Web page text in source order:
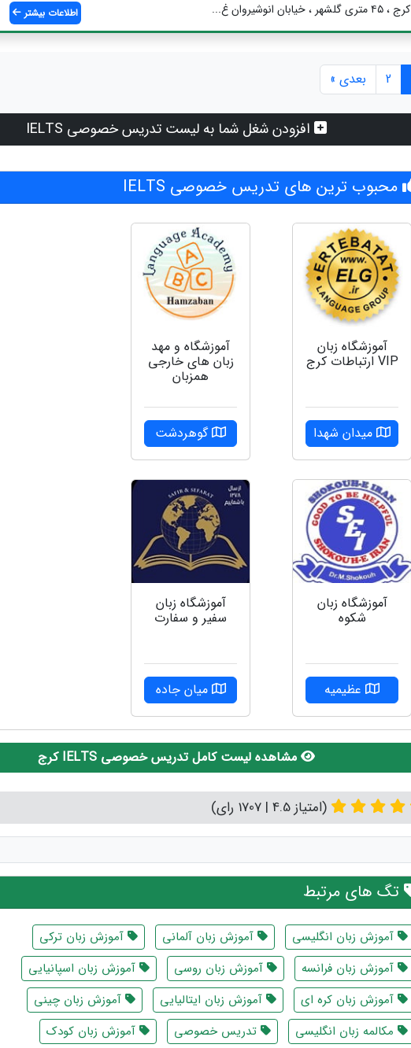
کرج ، ۴۵ متری گلشهر ، خیابان انوشیروان غ... اطلاعات بیشتر
2 بعدی »
افزودن شغل شما به لیست تدریس خصوصی IELTS
محبوب ترین های تدریس خصوصی IELTS
آموزشگاه زبان
VIP ارتباطات کرج
میدان شهدا
آموزشگاه و مهد
زبان های خارجی
همزبان
گوهردشت
آموزشگاه زبان
شکوه
عظیمیه
آموزشگاه زبان
سفیر و سفارت
میان جاده
مشاهده لیست کامل تدریس خصوصی IELTS کرج
(امتیاز 4.5 | 1707 رای)
تگ های مرتبط
آموزش زبان انگلیسی آموزش زبان آلمانی
آموزش زبان ترکی
آموزش زبان فرانسه
آموزش زبان روسی
آموزش زبان اسپانیایی
آموزش زبان کره ای
آموزش زبان ایتالیایی
آموزش زبان چینی
مکالمه زبان انگلیسی
تدریس خصوصی آموزش زبان کودک